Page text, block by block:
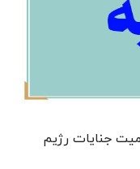
جنایات رژیم